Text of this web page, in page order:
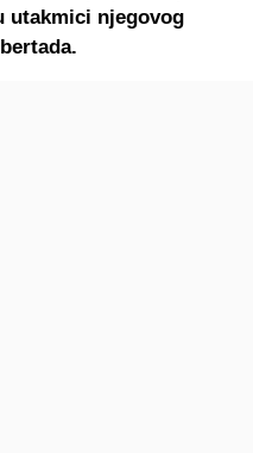
utakmici njegovog